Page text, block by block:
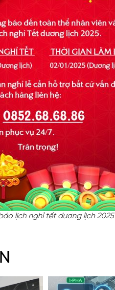
lịch nghỉ tết dương lịch 2025